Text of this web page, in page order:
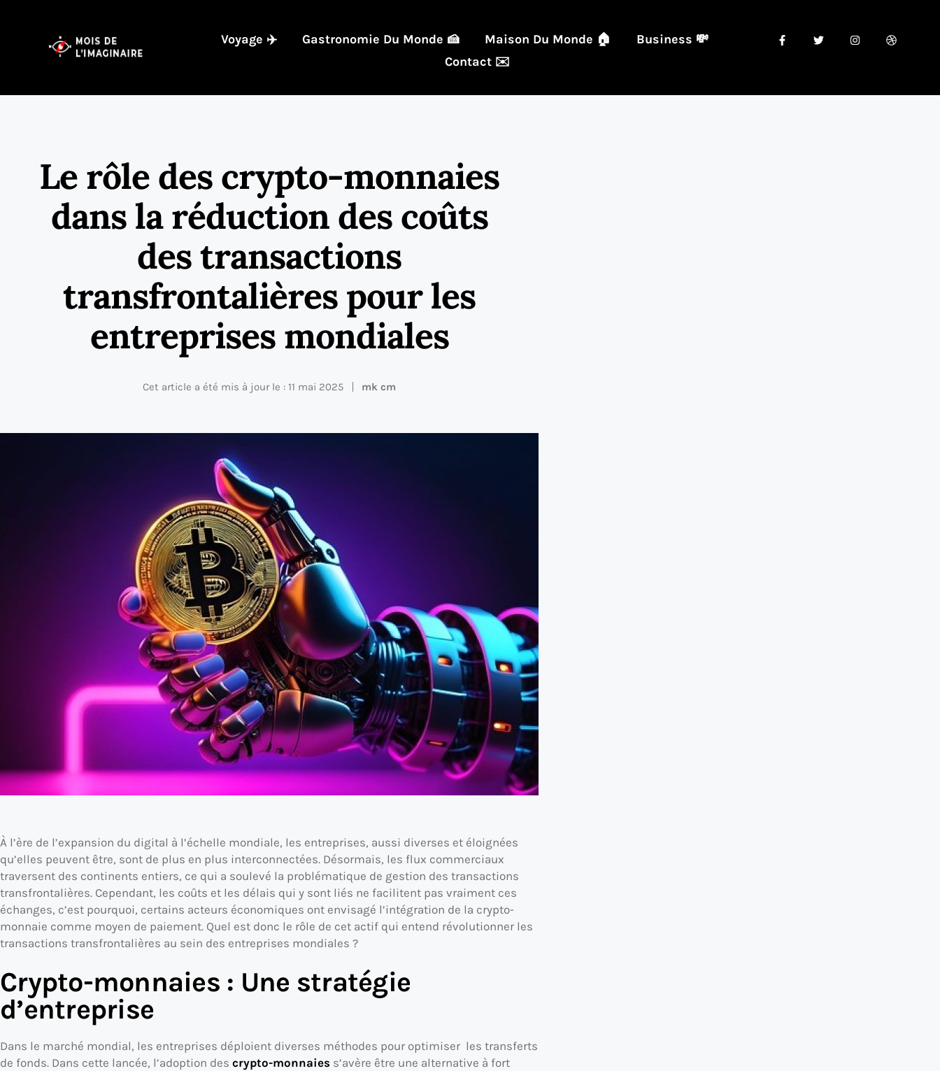
Voyage ✈️ Gastronomie Du Monde 🍰 Maison Du Monde 🏠
Business 💸
Contact ✉️
Le rôle des crypto-monnaies
dans la réduction des coûts
des transactions
transfrontalières pour les
entreprises mondiales
Cet article a été mis à jour le : 11 mai 2025 mk cm
À l’ère de l’expansion du digital à l’échelle mondiale, les entreprises, aussi diverses et éloignées
qu’elles peuvent être, sont de plus en plus interconnectées. Désormais, les flux commerciaux
traversent des continents entiers, ce qui a soulevé la problématique de gestion des transactions
transfrontalières. Cependant, les coûts et les délais qui y sont liés ne facilitent pas vraiment ces
échanges, c’est pourquoi, certains acteurs économiques ont envisagé l’intégration de la crypto-
monnaie comme moyen de paiement. Quel est donc le rôle de cet actif qui entend révolutionner les
transactions transfrontalières au sein des entreprises mondiales ?
Crypto-monnaies : Une stratégie
d’entreprise
Dans le marché mondial, les entreprises déploient diverses méthodes pour optimiser les transferts
de fonds. Dans cette lancée, l’adoption des crypto-monnaies s’avère être une alternative à fort